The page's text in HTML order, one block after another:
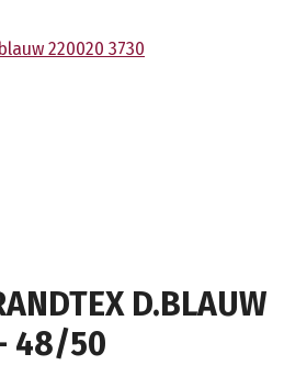
D.BLAUW
48/50